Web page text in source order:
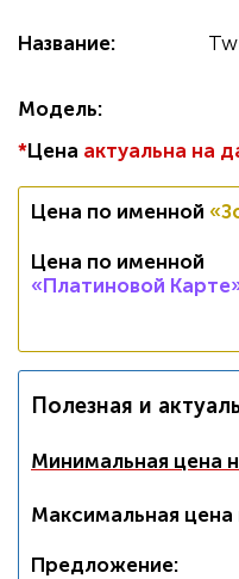
Название:
Модель:
*Цена актуальна на
Цена по именной
Цена по именной
«Платиновой
Полезная и
Минимальная цена
Максимальная цена
Предложение: